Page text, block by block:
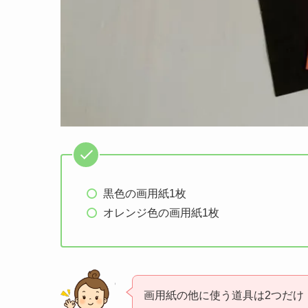
黒色の画用紙1枚
オレンジ色の画用紙1枚
画用紙の他に使う道具は2つだけ